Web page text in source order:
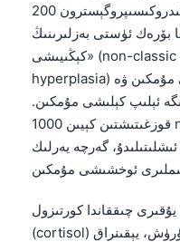
گىدروكىسىپروگېسترون 200 ng/dL دىن يۇقىرى بولسا،
بۆرەك ئۈستى بەزلىرىنىڭ
كېڭىيىشى» (non-classic congenital adrenal
hyperplasia) نى كۆرسىتىپ بېرىشى مۇمكىن ۋە ACTH غا
ئېلىپ كېلىشى مۇمكىن.
قوزغىتىشتىن كېيىن 1000 ng/dL دىن يۇقىرى قىممەتلەر بۇ
گەرچە يەرلىك
چىققاندا كورتىزول
(cortisol) زاكاز قىلىنمايدۇ، ئەمما ئاسان كۆكۈرۈش، يېقىنراقفارسی
Dansk
Nederlands
हिन्दी
Bahasa Indonesia
Հայերեն
Íslenska